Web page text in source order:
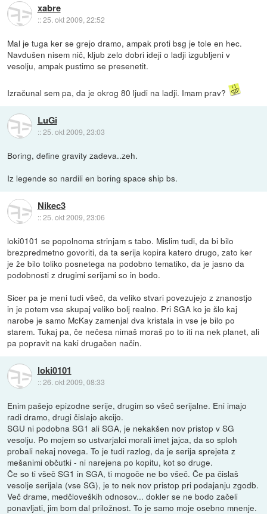
xabre
::25. okt 2009, 22:52
Mal je tuga ker se grejo dramo, ampak proti bsg je tole en hec.
Navdušen nisem nič, kljub zelo dobri ideji o ladji izgubljeni v
vesolju, ampak pustimo se presenetit.
Izračunal sem pa, da je okrog 80 ljudi na ladji. Imam prav?
LuGi
::25. okt 2009, 23:03
Boring, define gravity zadeva..zeh.
Iz legende so nardili en boring space ship bs.
Nikec3
::25. okt 2009, 23:06
loki0101 se popolnoma strinjam s tabo. Mislim tudi, da bi bilo
brezpredmetno govoriti, da ta serija kopira katero drugo, zato ker
je že bilo toliko posnetega na podobno tematiko, da je jasno da
podobnosti z drugimi serijami so in bodo.
Sicer pa je meni tudi všeč, da veliko stvari povezujejo z znanostjo
in je potem vse skupaj veliko bolj realno. Pri SGA ko je šlo kaj
narobe je samo McKay zamenjal dva kristala in vse je bilo po
starem. Tukaj pa, če nečesa nimaš moraš po to iti na nek planet, ali
pa popravit na kaki drugačen način.
loki0101
::26. okt 2009, 08:33
Enim pašejo epizodne serije, drugim so všeč serijalne. Eni imajo
radi dramo, drugi čislajo akcijo.
SGU ni podobna SG1 ali SGA, je nekakšen nov pristop v SG
vesolju. Po mojem so ustvarjalci morali imet jajca, da so sploh
probali nekaj novega. To je tudi razlog, da je serija sprejeta z
mešanimi občutki - ni narejena po kopitu, kot so druge.
Če so ti všeč SG1 in SGA, ti mogoče ne bo všeč. Če pa čislaš
vesolje serijala (vse SG), je to nek nov pristop pri podajanju zgodb.
Več drame, medčloveških odnosov... dokler se ne bodo začeli
ponavljati, jim bom dal priložnost. To je samo moje osebno mnenje.